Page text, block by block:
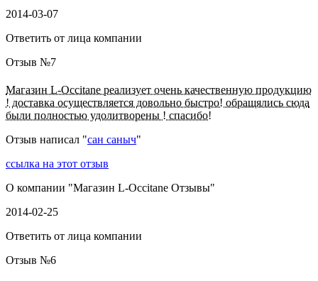
2014-03-07
Ответить от лица компании
Отзыв №7
Магазин L-Occitane реализует очень качественную продукцию
! доставка осуществляется довольно быстро! обращялись сюда
были полностью удолитворены ! спасибо!
Отзыв написал "сан саныч"
ссылка на этот отзыв
О компании "Магазин L-Occitane Отзывы"
2014-02-25
Ответить от лица компании
Отзыв №6